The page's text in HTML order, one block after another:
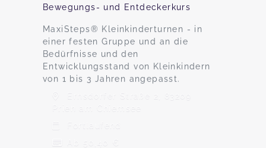
Bewegungs- und Entdeckerkurs
MaxiSteps® Kleinkinderturnen - in
einer festen Gruppe und an die
Bedürfnisse und den
Entwicklungsstand von Kleinkindern
von 1 bis 3 Jahren angepasst.
Ernsdorfer Straße 2, 83209
Prien am Chiemsee
Fortlaufend
Ab 50,40 €